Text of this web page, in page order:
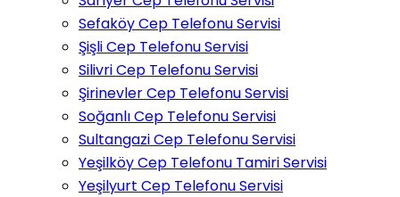
Sefaköy Cep Telefonu Servisi
Şişli Cep Telefonu Servisi
Silivri Cep Telefonu Servisi
Şirinevler Cep Telefonu Servisi
Soğanlı Cep Telefonu Servisi
Sultangazi Cep Telefonu Servisi
Yeşilköy Cep Telefonu Tamiri Servisi
Yeşilyurt Cep Telefonu Servisi